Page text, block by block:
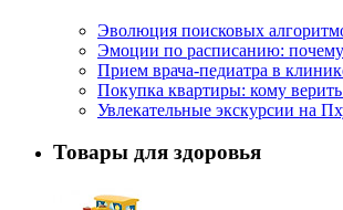
Эволюция поисковых
Эмоции по расписанию:
Прием врача-педиатра в
Покупка квартиры: кому
Увлекательные экскурсии на
Товары для здоровья